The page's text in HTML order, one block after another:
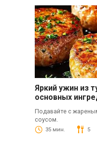
Яркий ужин из
основных
Подавайте с
соусом.
35 мин. 5